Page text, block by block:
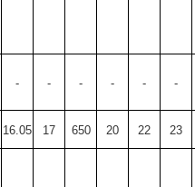
- - - - - -
16.05 17 650 20 22 23